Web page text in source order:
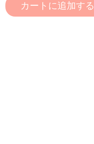
カートに追加する